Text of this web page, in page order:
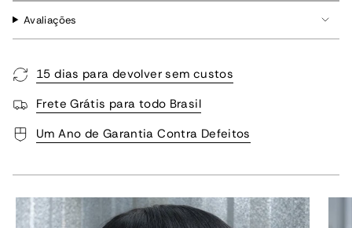
Avaliações
15 dias para devolver sem custos
Frete Grátis para todo Brasil
Um Ano de Garantia Contra Defeitos